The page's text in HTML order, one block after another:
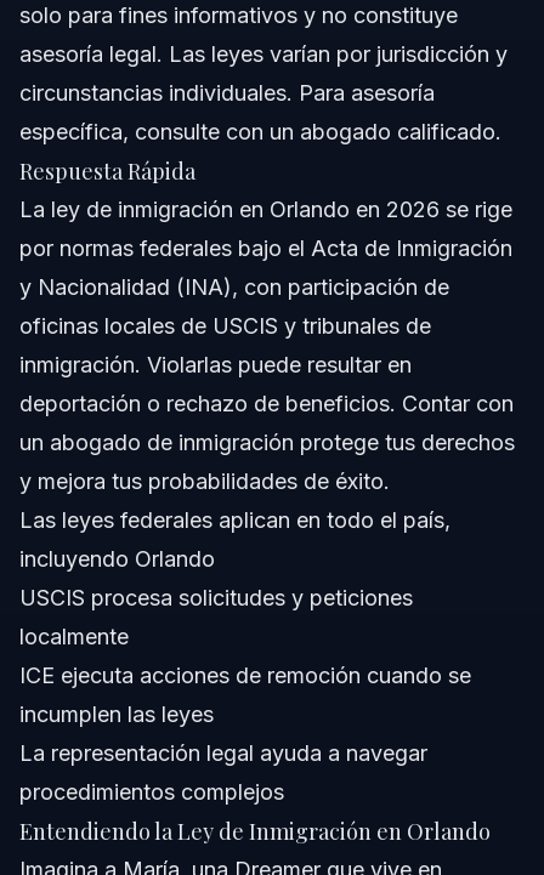
Tiempos y Qué Esperar en Tu Caso
Consejos para Manejar el Cronograma
Tiempo para Apelaciones y Mociones
Preguntas Frecuentes Sobre Ley de Inmigración
¿Cuáles son las leyes de inmigración actuales en los
¿Qué pasa si violas las leyes de inmigración de Estados
Unidos?
¿Qué es el Acta de Inmigración y Nacionalidad (INA)?
¿Cuáles son los errores comunes en leyes de
inmigración que deben evitarse?
¿Qué documentos se necesitan para casos de
inmigración?
¿Cuánto tiempo tarda el proceso de inmigración en
Orlando?
en Orlando?
Acerca de Vasquez Law Firm
Confianza y Experiencia del Abogado
Fuentes y Referencias
solo para fines informativos y no constituye
asesoría legal. Las leyes varían por jurisdicción y
circunstancias individuales. Para asesoría
específica, consulte con un abogado calificado.
Respuesta Rápida
La ley de inmigración en Orlando en 2026 se rige
por normas federales bajo el Acta de Inmigración
y Nacionalidad (INA), con participación de
oficinas locales de USCIS y tribunales de
inmigración. Violarlas puede resultar en
deportación o rechazo de beneficios. Contar con
un abogado de inmigración protege tus derechos
y mejora tus probabilidades de éxito.
Las leyes federales aplican en todo el país,
incluyendo Orlando
USCIS procesa solicitudes y peticiones
localmente
ICE ejecuta acciones de remoción cuando se
incumplen las leyes
La representación legal ayuda a navegar
procedimientos complejos
Entendiendo la Ley de Inmigración en Orlando
Imagina a María, una Dreamer que vive en